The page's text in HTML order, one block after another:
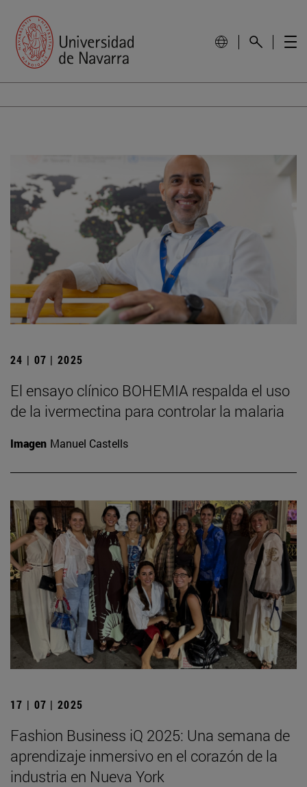
24 | 07 | 2025
El ensayo clínico BOHEMIA respalda el uso
de la ivermectina para controlar la malaria
Imagen Manuel Castells
17 | 07 | 2025
Fashion Business iQ 2025: Una semana de
aprendizaje inmersivo en el corazón de la
industria en Nueva York